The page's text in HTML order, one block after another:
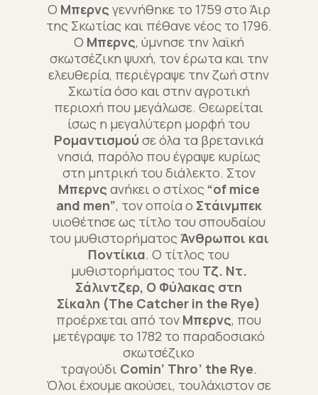
Ο Μπερνς γεννήθηκε το 1759 στο Άιρ
της Σκωτίας και πέθανε νέος το 1796.
Ο Μπερνς, ύμνησε την λαϊκή
σκωτσέζικη ψυχή, τον έρωτα και την
ελευθερία, περιέγραψε την ζωή στην
Σκωτία όσο και στην αγροτική
περιοχή που μεγάλωσε. Θεωρείται
ίσως η μεγαλύτερη μορφή του
Ρομαντισμού σε όλα τα βρετανικά
νησιά, παρόλο που έγραψε κυρίως
στη μητρική του διάλεκτο. Στον
Μπερνς ανήκει ο στίχος “of mice
and men”, τον οποία ο Στάινμπεκ
υιοθέτησε ως τίτλο του σπουδαίου
του μυθιστορήματος Άνθρωποι και
Ποντίκια.Ο τίτλος του
μυθιστορήματος του Τζ. Ντ.
Σάλιντζερ, Ο Φύλακας στη
Σίκαλη (The Catcher in the Rye)
προέρχεται από τον Μπερνς, που
μετέγραψε το 1782 το παραδοσιακό
σκωτσέζικο
τραγούδι Comin’ Thro’ the Rye.
Όλοι έχουμε ακούσει, τουλάχιστον σε